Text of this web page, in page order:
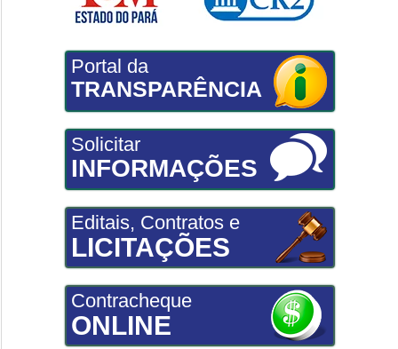
Portal da
TRANSPARÊNCIA
Solicitar
INFORMAÇÕES
Editais, Contratos e
LICITAÇÕES
Contracheque
ONLINE